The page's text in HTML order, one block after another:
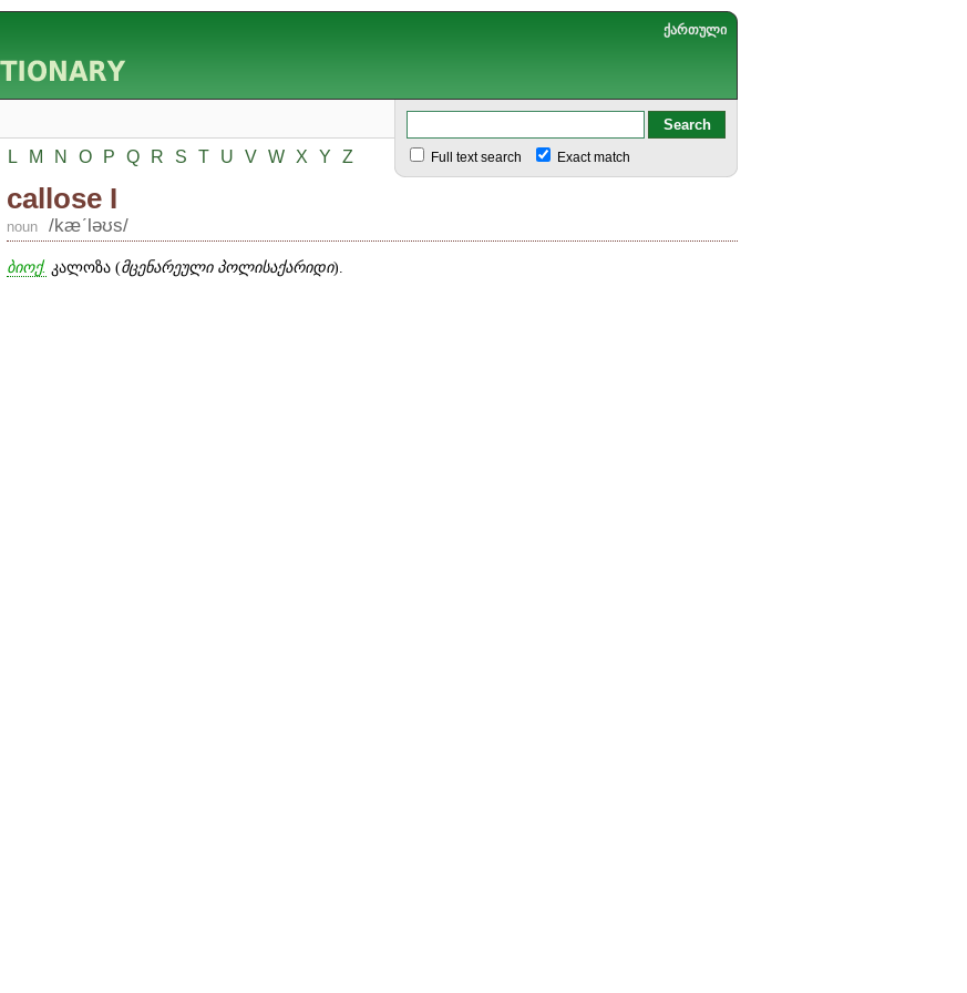
ქართული
L M N O P Q R S T U V W X Y Z Full text search Exact match
callose I
noun /kæʹləʊs/
ბიოქ. კალოზა (მცენარეული პოლისაქარიდი).